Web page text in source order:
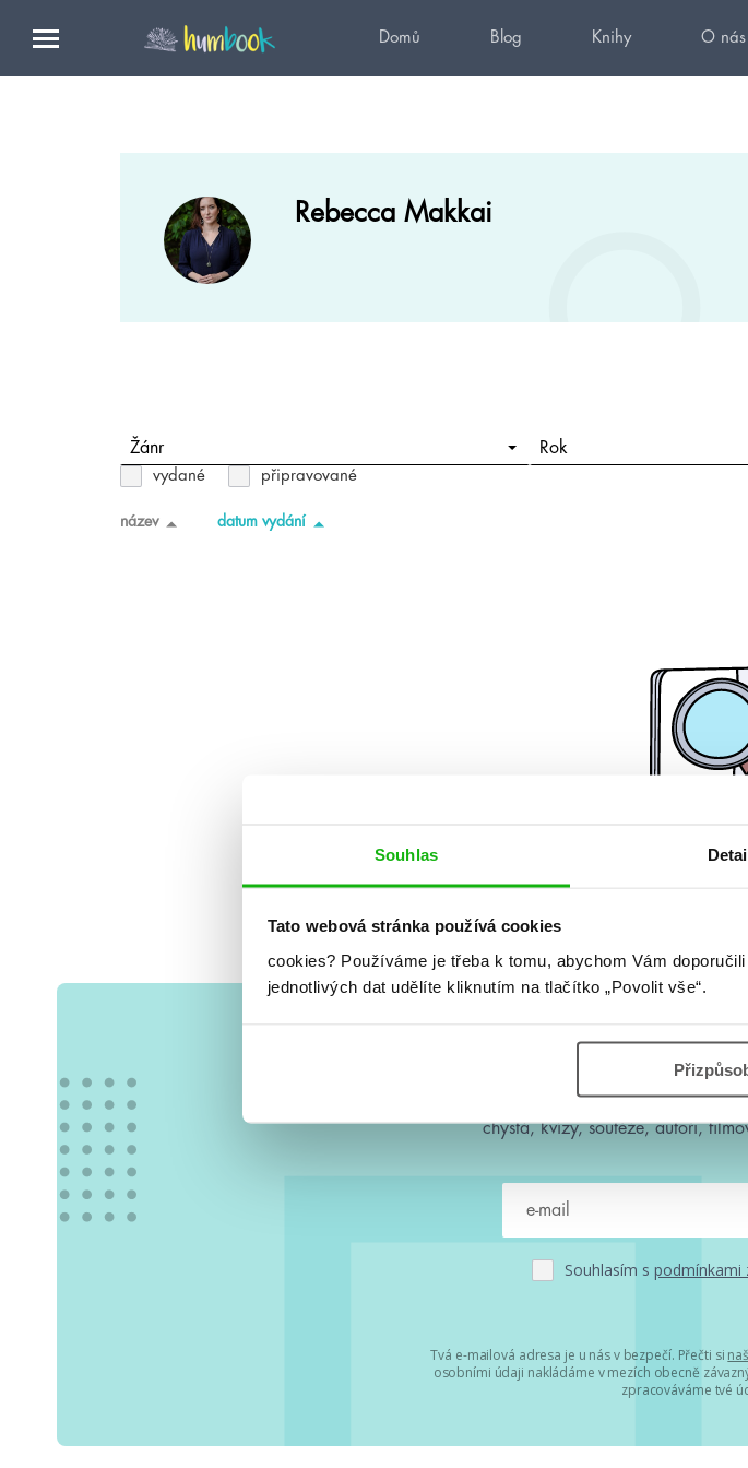
Souhlas
Tato webová stránka používá cookies
cookies? Používáme je třeba k tomu, abychom Vám
jednotlivých dat udělíte kliknutím na tlačítko „Povolit vše“.
Domů Blog Knihy O nás
Rebecca Makkai
Žánr Rok
vydané připravované
název datum vydání
chystá, kvízy, soutěže, autoři,
Souhlasím s podmínkami
Tvá e-mailová adresa je u nás v bezpečí. Přečti si
osobními údaji nakládáme v mezích obecně
zpracováváme tvé